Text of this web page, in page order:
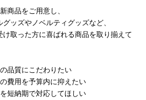
商品をご用意し、
ッズやノベルティグッズなど、
け取った方に喜ばれる商品を取り揃えて
品質にこだわりたい
費用を予算内に抑えたい
短納期で対応してほしい